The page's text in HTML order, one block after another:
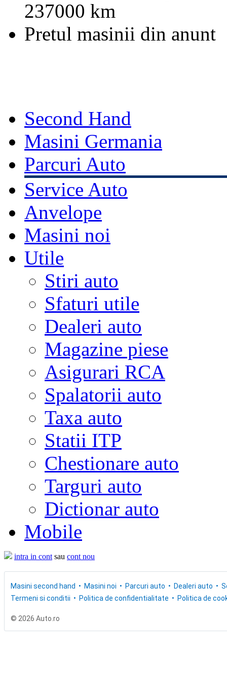
237000 km
Pretul masinii din anunt
Second Hand
Masini Germania
Parcuri Auto
Service Auto
Anvelope
Masini noi
Utile
Stiri auto
Sfaturi utile
Dealeri auto
Magazine piese
Asigurari RCA
Spalatorii auto
Taxa auto
Statii ITP
Chestionare auto
Targuri auto
Dictionar auto
Mobile
intra in cont sau cont nou
Masini second hand Masini noi Parcuri auto Dealeri auto
Termeni si conditii
Politica de confidentialitate Politica de
© 2026 Auto.ro